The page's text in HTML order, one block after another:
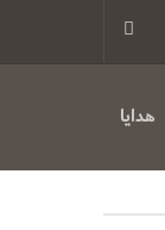
هدایا